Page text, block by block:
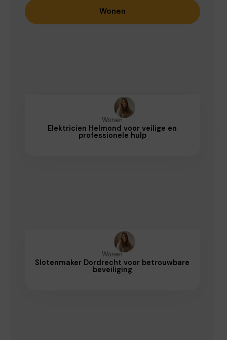
Wonen
Wonen
Elektricien Helmond voor veilige en
professionele hulp
Wonen
Slotenmaker Dordrecht voor betrouwbare
beveiliging